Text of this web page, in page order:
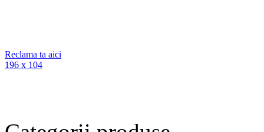
Reclama ta aici
196 x 104